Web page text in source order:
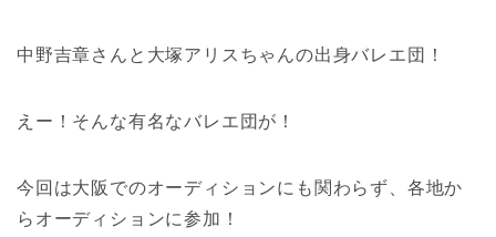
中野吉章さんと大塚アリスちゃんの出身バレエ団！
えー！そんな有名なバレエ団が！
今回は大阪でのオーディションにも関わらず、各地か
らオーディションに参加！